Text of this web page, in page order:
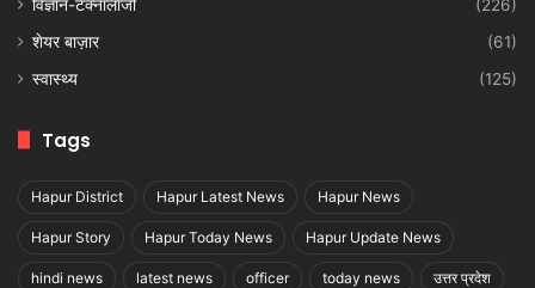
विज्ञान-टेक्नॉलॉजी
(226)
शेयर बाज़ार
(61)
स्वास्थ्य
(125)
Tags
Hapur District Hapur Latest News Hapur News
Hapur Story Hapur Today News Hapur Update News
hindi news latest news officer today news उत्तर प्रदेश